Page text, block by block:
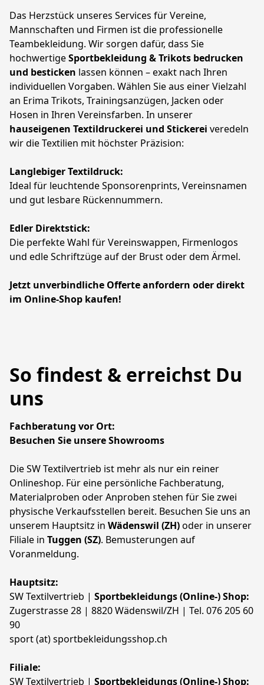
Das Herzstück unseres Services für Vereine,
Mannschaften und Firmen ist die professionelle
Teambekleidung. Wir sorgen dafür, dass Sie
hochwertige Sportbekleidung & Trikots bedrucken
und besticken lassen können – exakt nach Ihren
individuellen Vorgaben. Wählen Sie aus einer Vielzahl
an Erima Trikots, Trainingsanzügen, Jacken oder
hauseigenen Textildruckerei und Stickerei veredeln
wir die Textilien mit höchster Präzision:
Langlebiger Textildruck:
Ideal für leuchtende Sponsorenprints, Vereinsnamen
und gut lesbare Rückennummern.
Edler Direktstick:
Die perfekte Wahl für Vereinswappen, Firmenlogos
und edle Schriftzüge auf der Brust oder dem Ärmel.
Jetzt unverbindliche Offerte anfordern oder direkt
im Online-Shop kaufen!
So findest & erreichst Du
uns
Fachberatung vor Ort:
Besuchen Sie unsere Showrooms
Die SW Textilvertrieb ist mehr als nur ein reiner
Onlineshop. Für eine persönliche Fachberatung,
Materialproben oder Anproben stehen für Sie zwei
physische Verkaufsstellen bereit. Besuchen Sie uns an
unserem Hauptsitz in Wädenswil (ZH) oder in unserer
Filiale in Tuggen (SZ). Bemusterungen auf
Voranmeldung.
Hauptsitz:
SW Textilvertrieb |
Zugerstrasse 28 | 8820 Wädenswil/ZH | Tel. 076 205 60
90
sport (at) sportbekleidungsshop.ch
Filiale:
SW Textilvertrieb |